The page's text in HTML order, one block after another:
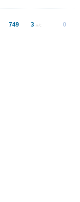
749 3 м/с 0